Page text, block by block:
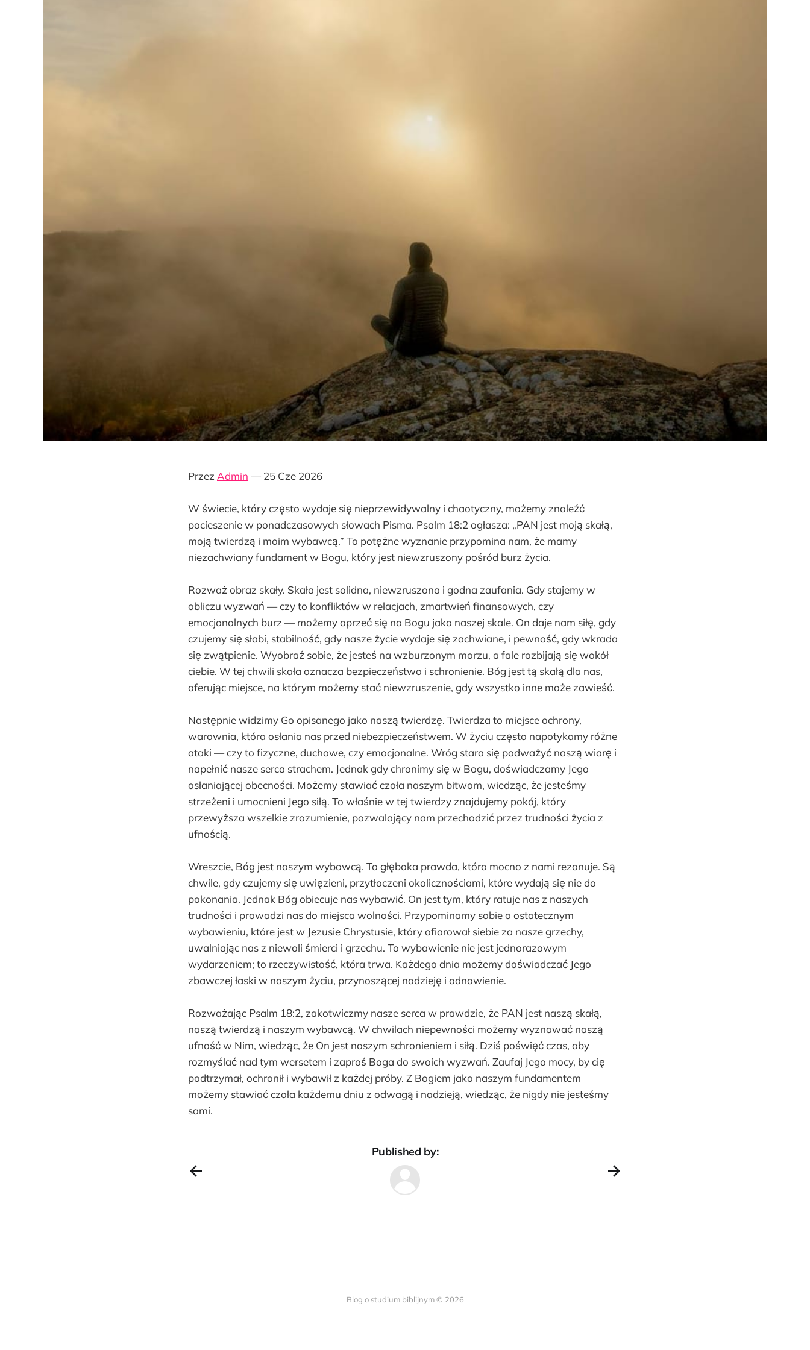
Przez Admin — 25 Cze 2026
W świecie, który często wydaje się nieprzewidywalny i chaotyczny, możemy znaleźć
pocieszenie w ponadczasowych słowach Pisma. Psalm 18:2 ogłasza: „PAN jest moją skałą,
moją twierdzą i moim wybawcą.” To potężne wyznanie przypomina nam, że mamy
niezachwiany fundament w Bogu, który jest niewzruszony pośród burz życia.
Rozważ obraz skały. Skała jest solidna, niewzruszona i godna zaufania. Gdy stajemy w
obliczu wyzwań — czy to konfliktów w relacjach, zmartwień finansowych, czy
emocjonalnych burz — możemy oprzeć się na Bogu jako naszej skale. On daje nam siłę, gdy
czujemy się słabi, stabilność, gdy nasze życie wydaje się zachwiane, i pewność, gdy wkrada
się zwątpienie. Wyobraź sobie, że jesteś na wzburzonym morzu, a fale rozbijają się wokół
ciebie. W tej chwili skała oznacza bezpieczeństwo i schronienie. Bóg jest tą skałą dla nas,
oferując miejsce, na którym możemy stać niewzruszenie, gdy wszystko inne może zawieść.
Następnie widzimy Go opisanego jako naszą twierdzę. Twierdza to miejsce ochrony,
warownia, która osłania nas przed niebezpieczeństwem. W życiu często napotykamy różne
ataki — czy to fizyczne, duchowe, czy emocjonalne. Wróg stara się podważyć naszą wiarę i
napełnić nasze serca strachem. Jednak gdy chronimy się w Bogu, doświadczamy Jego
osłaniającej obecności. Możemy stawiać czoła naszym bitwom, wiedząc, że jesteśmy
strzeżeni i umocnieni Jego siłą. To właśnie w tej twierdzy znajdujemy pokój, który
przewyższa wszelkie zrozumienie, pozwalający nam przechodzić przez trudności życia z
ufnością.
Wreszcie, Bóg jest naszym wybawcą. To głęboka prawda, która mocno z nami rezonuje. Są
chwile, gdy czujemy się uwięzieni, przytłoczeni okolicznościami, które wydają się nie do
pokonania. Jednak Bóg obiecuje nas wybawić. On jest tym, który ratuje nas z naszych
trudności i prowadzi nas do miejsca wolności. Przypominamy sobie o ostatecznym
wybawieniu, które jest w Jezusie Chrystusie, który ofiarował siebie za nasze grzechy,
uwalniając nas z niewoli śmierci i grzechu. To wybawienie nie jest jednorazowym
wydarzeniem; to rzeczywistość, która trwa. Każdego dnia możemy doświadczać Jego
zbawczej łaski w naszym życiu, przynoszącej nadzieję i odnowienie.
Rozważając Psalm 18:2, zakotwiczmy nasze serca w prawdzie, że PAN jest naszą skałą,
naszą twierdzą i naszym wybawcą. W chwilach niepewności możemy wyznawać naszą
ufność w Nim, wiedząc, że On jest naszym schronieniem i siłą. Dziś poświęć czas, aby
rozmyślać nad tym wersetem i zaproś Boga do swoich wyzwań. Zaufaj Jego mocy, by cię
podtrzymał, ochronił i wybawił z każdej próby. Z Bogiem jako naszym fundamentem
możemy stawiać czoła każdemu dniu z odwagą i nadzieją, wiedząc, że nigdy nie jesteśmy
sami.
Published by:
Blog o studium biblijnym © 2026